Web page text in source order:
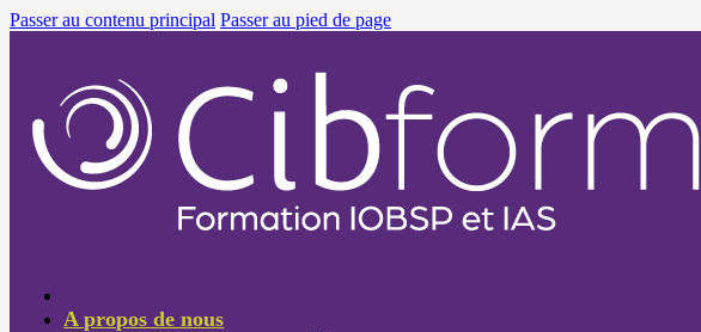
Passer au contenu principal Passer au pied de page
A propos de nous